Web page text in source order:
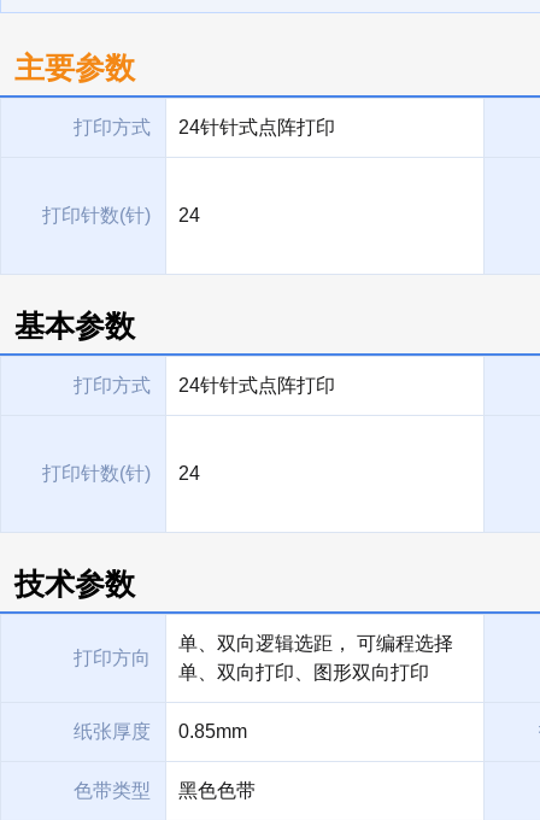
主要参数
打印方式 24针针式点阵打印
打印针数(针) 24
基本参数
打印方式 24针针式点阵打印
打印针数(针) 24
技术参数
打印方向
单、双向逻辑选距， 可编程选择
单、双向打印、图形双向打印
纸张厚度 0.85mm
色带类型 黑色色带